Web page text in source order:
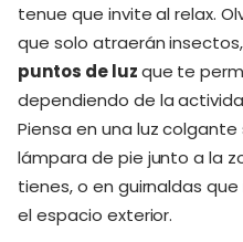
tenue que invite al relax.
que solo atraerán
puntos de luzque te
dependiendo de la
Piensa en una luz
lámpara de pie junto a la
tienes, o en guirnaldas
el espacio exterior.